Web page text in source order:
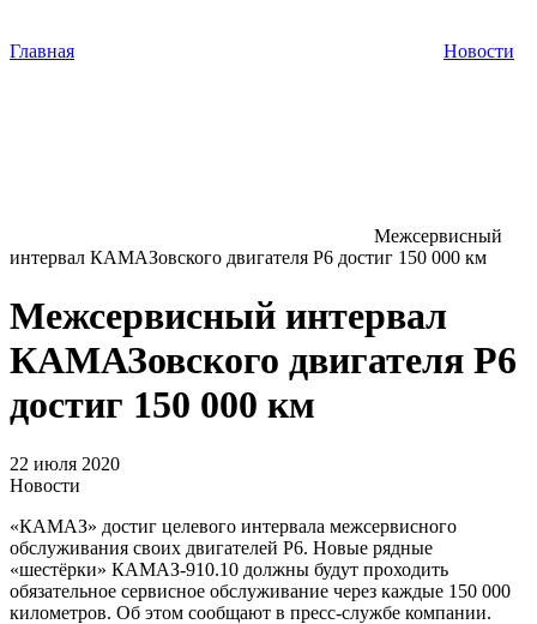
Главная Новости
Межсервисный
интервал КАМАЗовского двигателя Р6 достиг 150 000 км
Межсервисный интервал
КАМАЗовского двигателя Р6
достиг 150 000 км
22 июля 2020
Новости
«КАМАЗ» достиг целевого интервала межсервисного
обслуживания своих двигателей Р6. Новые рядные
«шестёрки» КАМАЗ-910.10 должны будут проходить
обязательное сервисное обслуживание через каждые 150 000
километров. Об этом сообщают в пресс-службе компании.